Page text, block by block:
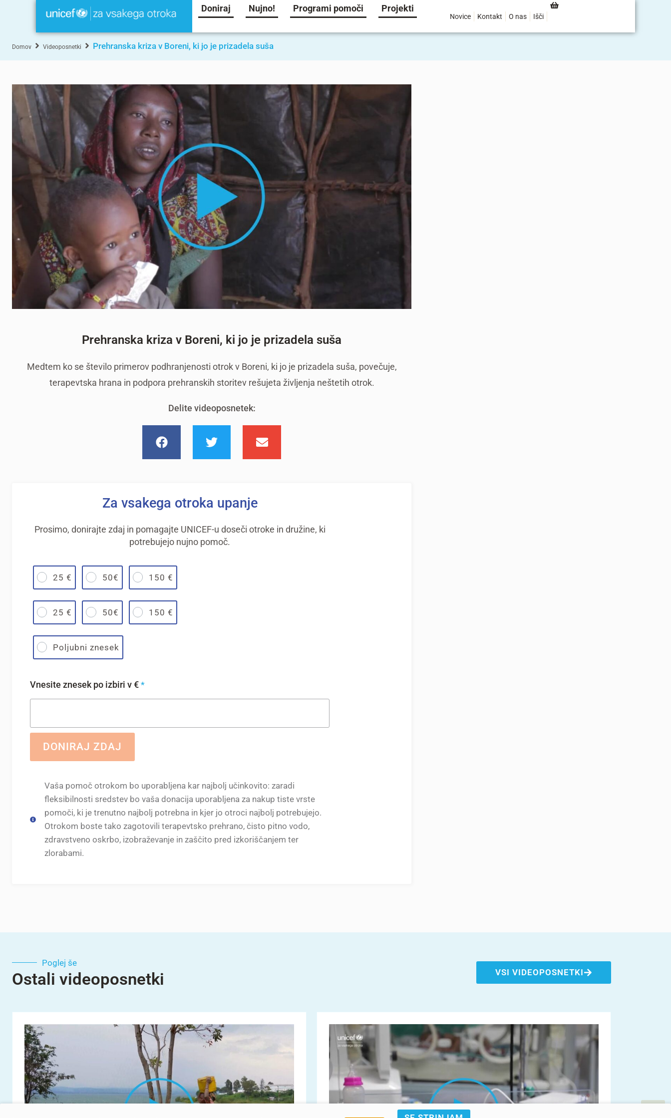
Doniraj Nujno! Programi pomoči Projekti
Novice Kontakt O nas Išči
Domov Videoposnetki Prehranska kriza v Boreni, ki jo je prizadela suša
Prehranska kriza v Boreni, ki jo je prizadela suša
Medtem ko se število primerov podhranjenosti otrok v Boreni, ki jo je prizadela suša, povečuje,
terapevtska hrana in podpora prehranskih storitev rešujeta življenja neštetih otrok.
Delite videoposnetek:
Za vsakega otroka upanje
Prosimo, donirajte zdaj in pomagajte UNICEF-u doseči otroke in družine, ki
potrebujejo nujno pomoč.
25 € 50€ 150 €
25 € 50€ 150 €
Poljubni znesek
Vnesite znesek po izbiri v € *
DONIRAJ ZDAJ
Vaša pomoč otrokom bo uporabljena kar najbolj učinkovito: zaradi
fleksibilnosti sredstev bo vaša donacija uporabljena za nakup tiste vrste
pomoči, ki je trenutno najbolj potrebna in kjer jo otroci najbolj potrebujejo.
Otrokom boste tako zagotovili terapevtsko prehrano, čisto pitno vodo,
zdravstveno oskrbo, izobraževanje in zaščito pred izkoriščanjem ter
zlorabami.
Poglej še
Ostali videoposnetki VSI VIDEOPOSNETKI